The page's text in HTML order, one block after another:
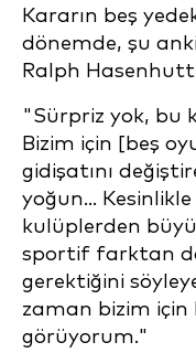
Kararın beş
dönemde, şu
Ralph
"Sürpriz yok, bu
Bizim için [beş
gidişatını
yoğun...
kulüplerden
sportif farktan
gerektiğini
zaman bizim
görüyorum."